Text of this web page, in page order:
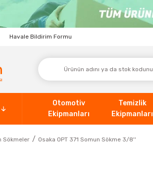
Havale Bildirim Formu
Otomotiv
Ekipmanları
Temizlik
Ekipmanları
Sökmeler Osaka OPT 371 Somun Sökme 3/8''